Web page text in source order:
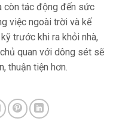
còn tác động đến sức
việc ngoài trời và kế
trước khi ra khỏi nhà,
quan với dông sét sẽ
thuận tiện hơn.